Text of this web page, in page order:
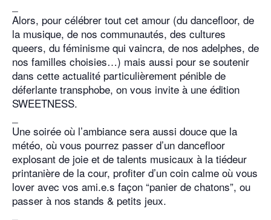
Alors, pour célébrer tout cet amour (du dancefloor, de
la musique, de nos communautés, des cultures
queers, du féminisme qui vaincra, de nos adelphes, de
nos familles choisies…) mais aussi pour se soutenir
dans cette actualité particulièrement pénible de
déferlante transphobe, on vous invite à une édition
SWEETNESS.
Une soirée où l’ambiance sera aussi douce que la
météo, où vous pourrez passer d’un dancefloor
explosant de joie et de talents musicaux à la tiédeur
printanière de la cour, profiter d’un coin calme où vous
lover avec vos ami.e.s façon “panier de chatons”, ou
passer à nos stands & petits jeux.